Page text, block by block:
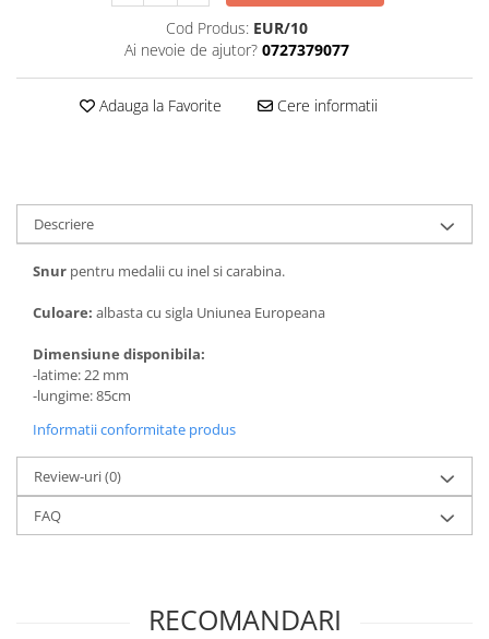
Cod Produs: EUR/10
Ai nevoie de ajutor? 0727379077
Adauga la Favorite Cere informatii
Descriere
Snur pentru medalii cu inel si carabina.
Culoare: albasta cu sigla Uniunea Europeana
Dimensiune disponibila:
-latime: 22 mm
-lungime: 85cm
Informatii conformitate produs
Review-uri(0)
FAQ
RECOMANDARI